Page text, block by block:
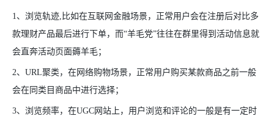
1、浏览轨迹,比如在互联网金融场景，正常用户会在注册后对比多
款理财产品最后进行下单，而“羊毛党”往往在群里得到活动信息就
会直奔活动页面薅羊毛；
2、URL聚类，在网络购物场景，正常用户购买某款商品之前一般
会在同类目商品中进行选择；
3、浏览频率，在UGC网站上，用户浏览和评论的一般是有一定时